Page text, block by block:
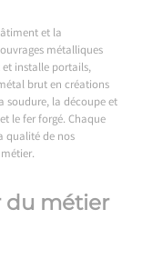
et la
métalliques
installe portails,
brut en créations
soudure, la découpe et
le fer forgé. Chaque
qualité de nos
du métier